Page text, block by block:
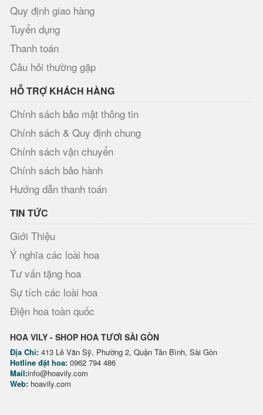
Quy định giao hàng
Tuyển dụng
Thanh toán
Câu hỏi thường gặp
HỖ TRỢ KHÁCH HÀNG
Chính sách bảo mật thông tin
Chính sách & Quy định chung
Chính sách vận chuyển
Chính sách bảo hành
Hướng dẫn thanh toán
TIN TỨC
Giới Thiệu
Ý nghĩa các loài hoa
Tư vấn tặng hoa
Sự tích các loài hoa
Điện hoa toàn quốc
HOA VILY - SHOP HOA TƯƠI SÀI GÒN
Địa Chỉ: 413 Lê Văn Sỹ, Phường 2, Quận Tân Bình, Sài Gòn
Hotline đặt hoa: 0962 794 486
Mail:info@hoavily.com
Web: hoavily.com